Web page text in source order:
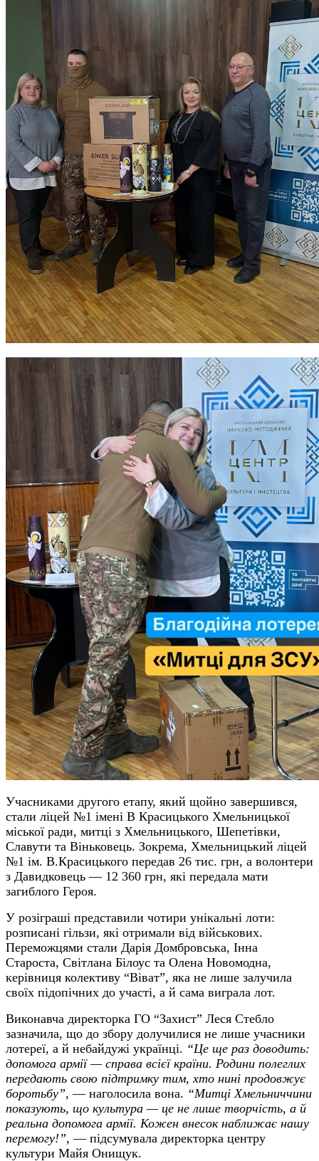
Учасниками другого етапу, який щойно завершився,
стали ліцей №1 імені В Красицького Хмельницької
міської ради, митці з Хмельницького, Шепетівки,
Славути та Віньковець. Зокрема, Хмельницький ліцей
№1 ім. В.Красицького передав 26 тис. грн, а волонтери
з Давидковець—12 360 грн, які передала мати
загиблого Героя.
У розіграші представили чотири унікальні лоти:
розписані гільзи, які отримали від військових.
Переможцями стали Дарія Домбровська, Інна
Староста, Світлана Білоус та Олена Новомодна,
керівниця колективу “Віват”, яка не лише залучила
своїх підопічних до участі, а й сама виграла лот.
Виконавча директорка ГО “Захист” Леся Стебло
зазначила, що до збору долучилися не лише учасники
лотереї, а й небайдужі українці. “Це ще раз доводить:
допомога армії— справа всієї країни. Родини полеглих
передають свою підтримку тим, хто нині продовжує
боротьбу”, —наголосила вона. “Митці Хмельниччини
показують, що культура— це не лише творчість, а й
реальна допомога армії. Кожен внесок наближає нашу
перемогу!”, — підсумувала директорка центру
культури Майя Онищук.